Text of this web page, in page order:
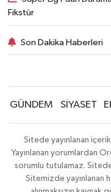
Fikstür
Son Dakika Haberleri
GÜNDEM SİYASET
Sitede yayınlanan
Yayınlanan yorumlardan
sorumlu tutulamaz.
Sitemizde yayınlanan